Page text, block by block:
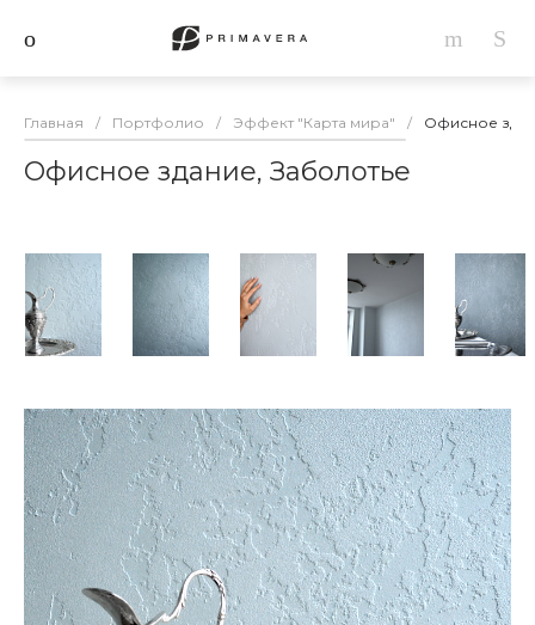
Главная / Портфолио / Эффект "Карта мира" / Офисное
Офисное здание, Заболотье